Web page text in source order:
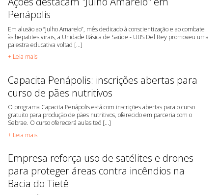
Penápolis
Em alusão ao “Julho Amarelo”, mês dedicado à conscientização e ao combate
às hepatites virais, a Unidade Básica de Saúde - UBS Del Rey promoveu uma
palestra educativa voltad [...]
+ Leia mais
Capacita Penápolis: inscrições abertas para
curso de pães nutritivos
O programa Capacita Penápolis está com inscrições abertas para o curso
gratuito para produção de pães nutritivos, oferecido em parceria com o
Sebrae. O curso oferecerá aulas teó [...]
+ Leia mais
Empresa reforça uso de satélites e drones
para proteger áreas contra incêndios na
Bacia do Tietê